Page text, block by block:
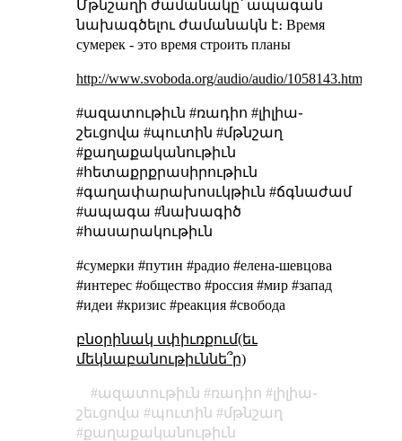
Մթնշաղի ժամանակը՝ ապագան
նախագծելու ժամանակն է։ Время
сумерек - это время строить планы
http://www.svoboda.org/audio/audio/1058143.html
#ազատութիւն #ռադիո #լիլիա֊
շեւցովա #պուտին #մթնշաղ
#քաղաքականութիւն
#հետաքրքրասիրութիւն
#գաղափարախոսւկթիւն #ճգնաժամ
#ապագա #նախագիծ
#հասարակութիւն
#сумерки #путин #радио #елена-шевцова
#интерес #общество #россия #мир #запад
#идеи #кризис #реакция #свобода
բնօրինակ սփիւռքում(եւ
մեկնաբանութիւննե՞ր)
ազատութիւն ռադիո
լիլիա֊
շեւցովա
պուտին
մթնշաղ
քաղաքականութիւն